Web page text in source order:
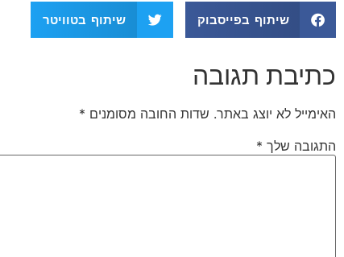
שיתוף בפייסבוק שיתוף בטוויטר
כתיבת תגובה
האימייל לא יוצג באתר. שדות החובה מסומנים *
התגובה שלך *